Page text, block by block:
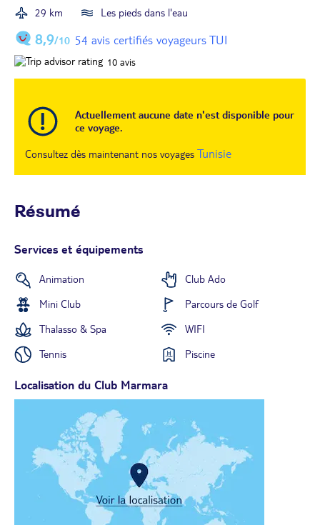
29 km Les pieds dans l'eau
8,9/10 54 avis certifiés voyageurs TUI
10 avis
Actuellement aucune date n'est disponible pour
ce voyage.
Consultez dès maintenant nos voyages Tunisie
Résumé
Services et équipements
Animation
Club Ado
Mini Club
Parcours de Golf
Thalasso & Spa
WIFI
Tennis
Piscine
Localisation du Club Marmara